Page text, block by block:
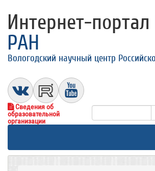
Интернет-портал
РАН
Вологодский научный центр
Сведения об
образовательной
организации